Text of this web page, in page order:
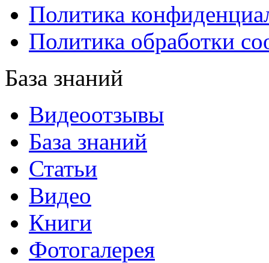
Политика
Политика обработки
База знаний
Видеоотзывы
База знаний
Статьи
Видео
Книги
Фотогалерея